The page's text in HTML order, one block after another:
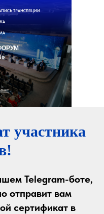
ТРАНСЛЯЦИИ
участника
Telegram-боте,
отправит вам
сертификат в